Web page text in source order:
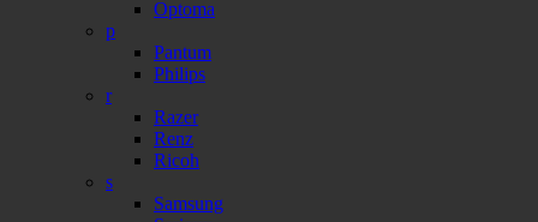
Optoma
p
Pantum
Philips
r
Razer
Renz
Ricoh
s
Samsung